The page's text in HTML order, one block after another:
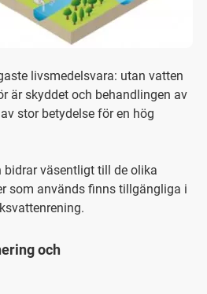
livsmedelsvara: utan vatten
är skyddet och behandlingen av
stor betydelse för en hög
bidrar väsentligt till de olika
som används finns tillgängliga i
och